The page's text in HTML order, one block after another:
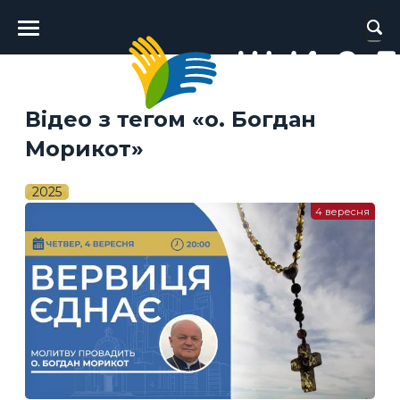
Головне
меню
Відео з тегом «о. Богдан
Морикот»
2025
4 вересня